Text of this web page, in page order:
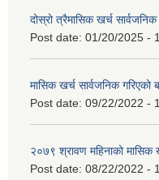
दोस्रो त्रैमासिक खर्च सार्वजनिक
Post date: 01/20/2025 -
मासिक खर्च सार्वजनिक गरिएको
Post date: 09/22/2022 -
२०७९ श्रावण महिनाको मासिक
Post date: 08/22/2022 -